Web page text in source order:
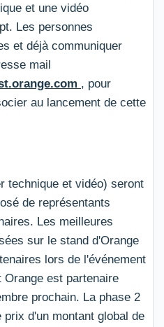
et une vidéo
Les personnes
et déjà communiquer
mail
, pour
au lancement de cette
technique et vidéo) seront
de représentants
Les meilleures
sur le stand d'Orange
lors de l'événement
est partenaire
prochain. La phase 2
d'un montant global de